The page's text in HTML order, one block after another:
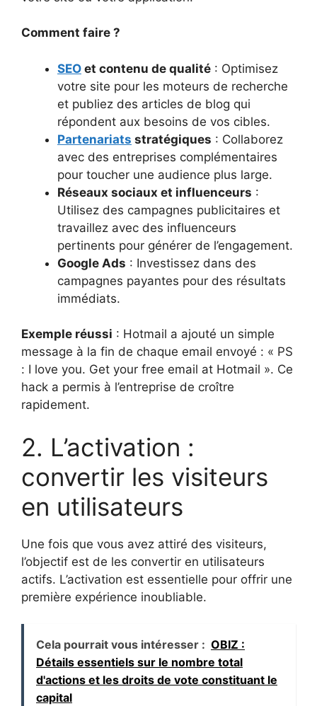
Comment faire ?
SEO et contenu de qualité : Optimisez
votre site pour les moteurs de recherche
et publiez des articles de blog qui
répondent aux besoins de vos cibles.
Partenariats stratégiques : Collaborez
avec des entreprises complémentaires
pour toucher une audience plus large.
Réseaux sociaux et influenceurs :
Utilisez des campagnes publicitaires et
travaillez avec des influenceurs
pertinents pour générer de l’engagement.
Google Ads : Investissez dans des
campagnes payantes pour des résultats
immédiats.
Exemple réussi : Hotmail a ajouté un simple
message à la fin de chaque email envoyé : « PS
: I love you. Get your free email at Hotmail ». Ce
hack a permis à l’entreprise de croître
rapidement.
2. L’activation :
convertir les visiteurs
en utilisateurs
Une fois que vous avez attiré des visiteurs,
l’objectif est de les convertir en utilisateurs
actifs. L’activation est essentielle pour offrir une
première expérience inoubliable.
Cela pourrait vous intéresser : OBIZ :
Détails essentiels sur le nombre total
d'actions et les droits de vote constituant le
capital